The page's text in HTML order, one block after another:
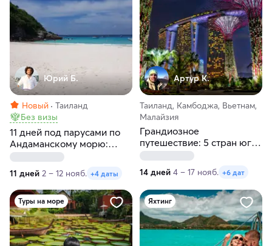
Юрий Б.
Новый
Таиланд
Без визы
11 дней под парусами по
Андаманскому морю:
Пхукет, Краби, Пхи-Пхи и
острова мечты
11 дней 2 – 12 нояб. +4 даты
Артур К.
Таиланд, Камбоджа, Вьетнам,
Малайзия
Грандиозное
путешествие: 5 стран юго-
восточной Азии
14 дней 4 – 17 нояб. +6 дат
Туры на море Яхтинг